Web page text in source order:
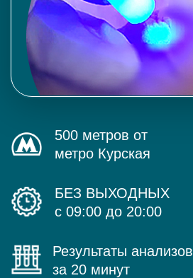
500 метров от
метро Курская
БЕЗ ВЫХОДНЫХ
с 09:00 до 20:00
Результаты анализов
за 20 минут